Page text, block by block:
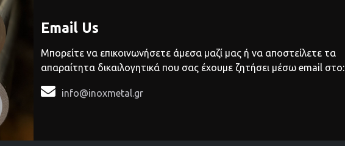
Email Us
Μπορείτε να επικοινωνήσετε άμεσα μαζί μας ή να αποστείλετε τα
απαραίτητα δικαιλογητικά που σας έχουμε ζητήσει μέσω email στο:
 info@inoxmetal.gr